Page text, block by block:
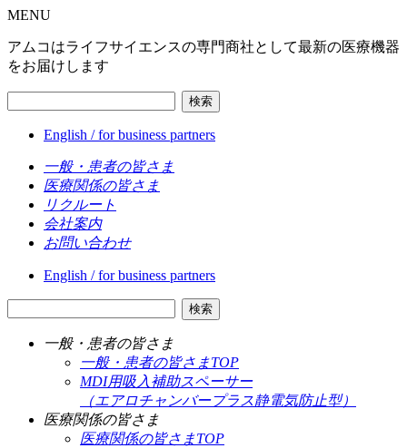
MENU
アムコはライフサイエンスの専門商社として最新の医療機器
をお届けします
検索
English / for business partners
一般・患者の皆さま
医療関係の皆さま
リクルート
会社案内
お問い合わせ
English / for business partners
検索
一般・患者の皆さま
一般・患者の皆さまTOP
MDI用吸入補助スペーサー
（エアロチャンバープラス静電気防止型）
医療関係の皆さま
医療関係の皆さまTOP